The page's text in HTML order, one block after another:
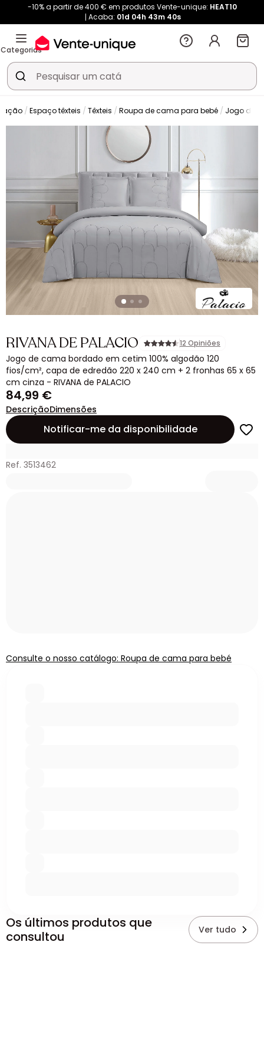
-10% a partir de 400 € em produtos Vente-unique: HEAT10
Acaba: 01d 04h 43m 38s
Categorias
Espaço têxteis Têxteis Roupa de cama para bebé Jogo de
RIVANA DE PALACIO 12 Opiniões
Jogo de cama bordado em cetim 100% algodão 120
fios/cm², capa de edredão 220 x 240 cm + 2 fronhas 65 x 65
cm cinza - RIVANA de PALACIO
84,99 €
DescriçãoDimensões
Notificar-me da disponibilidade
Ref. 3513462
Consulte o nosso catálogo: Roupa de cama para bebé
Os últimos produtos que
consultou
Ver tudo